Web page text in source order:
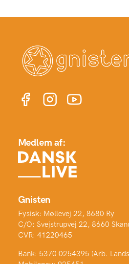
Medlem af:
Gnisten
Fysisk: Møllevej 22, 8680 Ry
C/O: Svejstrupvej 22, 8660
CVR: 41220465
Bank: 5370 0254395 (Arb.